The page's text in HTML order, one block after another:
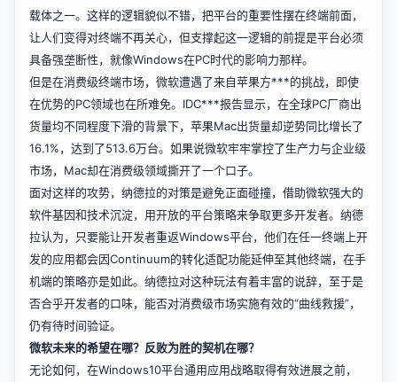
载体之一。这样的逻辑貌似不错，把平台的重要性摆在终端前面，
让人们变得对终端不再关心，但支撑起这一逻辑的前提是平台必须
具备强垄断性，就像Windows在PC时代的影响力那样。
但是在消费级终端市场，微软遭遇了来自苹果方***的挑战，即使
在优势的PC领域也在所难免。IDC***报告显示，在全球PC厂商出
货量均不同程度下滑的背景下，苹果Mac出货量却逆势同比增长了
16.1%，达到了513.6万台。如果说微软牢牢掌控了生产力与企业级
市场，Mac却在消费级领域撕开了一个口子。
面对这样的攻势，纳德拉的对策是避免正面碰撞，借助微软强大的
软件基因和技术沉淀，用开放的平台策略来争取更多开发者。纳德
拉认为，只要能让开发者重返Windows平台，他们在任一终端上开
发的应用都会因Continuum的转化适配功能延伸至其他终端，在手
机端的策略亦是如此。纳德拉对这种玩法有着丰富的说辞，至于是
否合乎开发者的口味，能否对消费级市场实施有效的“曲线救援”，
仍有待时间验证。
微软未来的希望在哪？反败为胜的契机在哪？
无论如何，在Windows10平台通用应用战略取得有效进展之前，